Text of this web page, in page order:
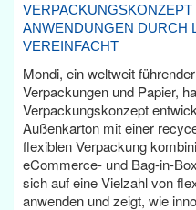
ANWENDUNGEN DURCH
VEREINFACHT
Mondi, ein weltweit
Verpackungen und Papier,
Verpackungskonzept
Außenkarton mit einer
flexiblen Verpackung
eCommerce- und Bag-in-
sich auf eine Vielzahl von
anwenden und zeigt, wie